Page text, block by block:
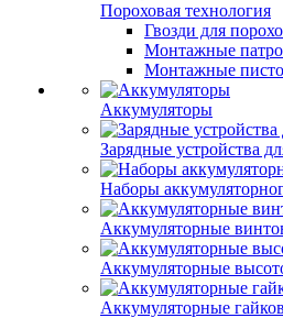
Пороховая технология
Гвозди для
Монтажные
Монтажные
Аккумуляторы
Зарядные устройства
Наборы
Аккумуляторные
Аккумуляторные
Аккумуляторные